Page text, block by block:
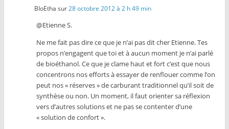
BIoEtha sur28 octobre 2012 à 2 h 49 min
@Etienne S.
Ne me fait pas dire ce que je n’ai pas dit cher Etienne. Tes
propos n’engagent que toi et à aucun moment je n’ai parlé
de bioéthanol. Ce que je clame haut et fort c’est que nous
concentrons nos efforts à essayer de renflouer comme l’on
peut nos « réserves » de carburant traditionnel qu’il soit de
synthèse ou non. Un moment, il faut orienter sa réflexion
vers d’autres solutions et ne pas se contenter d’une
« solution de confort ».